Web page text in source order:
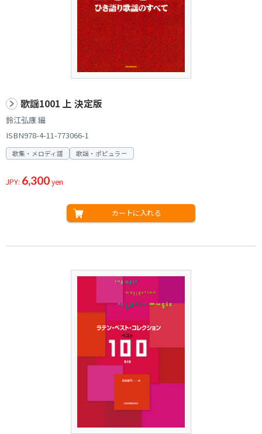
歌謡1001 上 決定版
鈴江弘康 編
ISBN978-4-11-773066-1
歌集・メロディ譜 歌謡・ポピュラー
JPY: 6,300yen
カートに入れる